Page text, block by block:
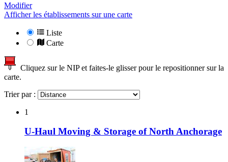
Modifier
Afficher les établissements sur une carte
Liste
Carte
Cliquez sur le NIP et faites-le glisser pour le repositionner sur la
carte.
Trier par :
1
U-Haul Moving & Storage of North Anchorage